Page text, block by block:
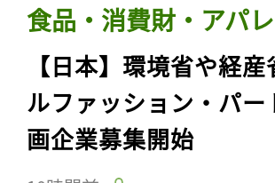
食品・消費財・アパ
【日本】環境省や経
ルファッション・パ
画企業募集開始